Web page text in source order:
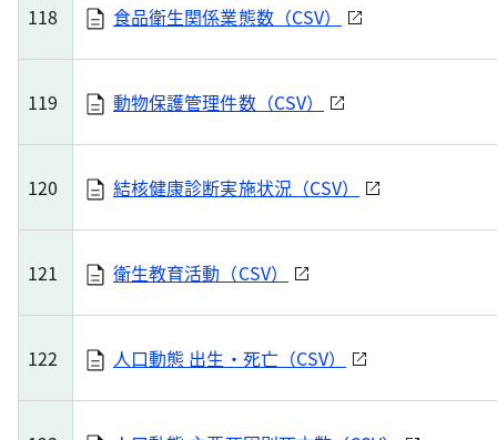
118 食品衛生関係業態数（CSV）
119 動物保護管理件数（CSV）
120 結核健康診断実施状況（CSV）
121 衛生教育活動（CSV）
122 人口動態 出生・死亡（CSV）